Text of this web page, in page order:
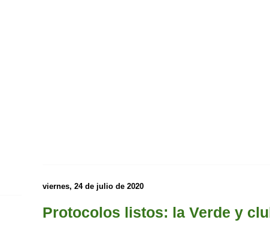
viernes, 24 de julio de 2020
Protocolos listos: la Verde y